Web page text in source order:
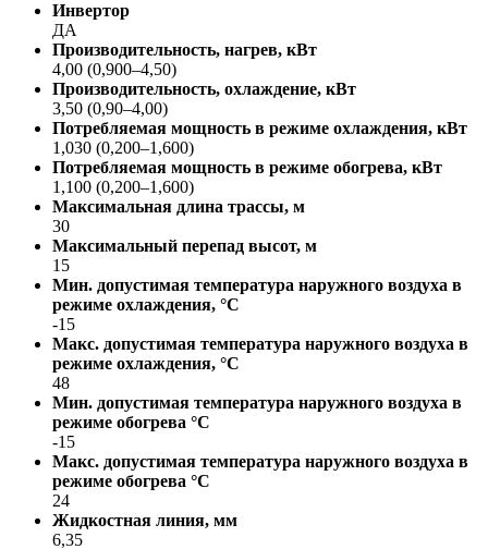
Инвертор
ДА
Производительность, нагрев, кВт
4,00 (0,900–4,50)
Производительность, охлаждение, кВт
3,50 (0,90–4,00)
Потребляемая мощность в режиме охлаждения, кВт
1,030 (0,200–1,600)
Потребляемая мощность в режиме обогрева, кВт
1,100 (0,200–1,600)
Максимальная длина трассы, м
30
Максимальный перепад высот, м
15
Мин. допустимая температура наружного воздуха в
режиме охлаждения, °С
-15
Макс. допустимая температура наружного воздуха в
режиме охлаждения, °С
48
Мин. допустимая температура наружного воздуха в
режиме обогрева °С
-15
Макс. допустимая температура наружного воздуха в
режиме обогрева °С
24
Жидкостная линия, мм
6,35